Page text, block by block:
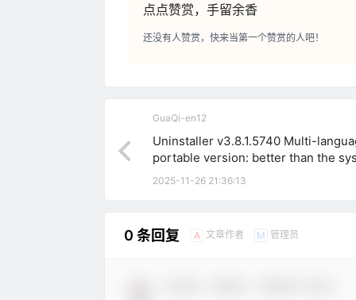
点点赞赏，手留余香
还没有人赞赏，快来当第一个赞赏的人吧！
GuaQi-en12
Uninstaller v3.8.1.5740 Multi-
portable version: better than the
comes with the uninstallation of
2025-11-26 21:36:13
0 条回复 A 文章作者 M 管理员